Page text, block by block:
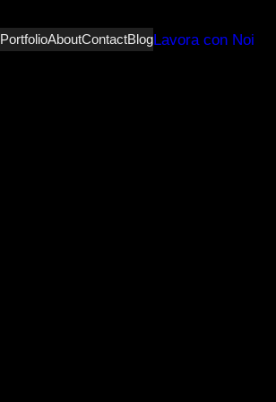
PortfolioAboutContactBlogLavora con Noi